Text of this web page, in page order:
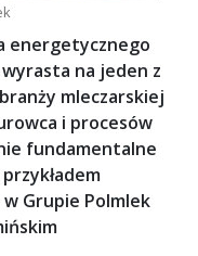
energetycznego
na jeden z
mleczarskiej
i procesów
fundamentalne
Grupie Polmlek